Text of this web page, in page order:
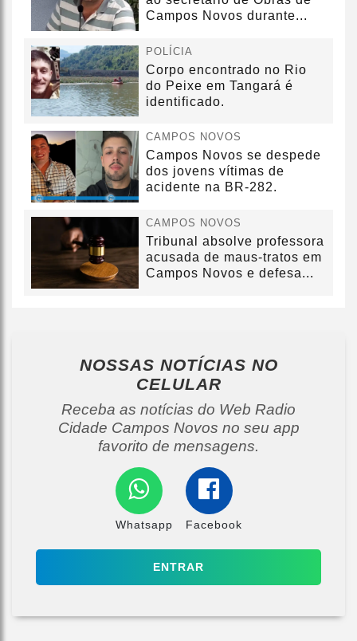
Campos Novos durante...
POLÍCIA
Corpo encontrado no Rio
do Peixe em Tangará é
identificado.
CAMPOS NOVOS
Campos Novos se despede
dos jovens vítimas de
acidente na BR-282.
CAMPOS NOVOS
Tribunal absolve professora
acusada de maus-tratos em
Campos Novos e defesa...
NOSSAS NOTÍCIAS NO
CELULAR
Receba as notícias do Web Radio
Cidade Campos Novos no seu app
favorito de mensagens.
Whatsapp Facebook
ENTRAR